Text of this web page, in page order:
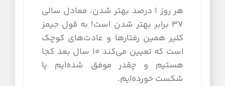
هر روز ۱ درصد بهتر شدن، معادل سالی
۳۷ برابر بهتر شدن است! به قول جیمز
کلیر همین رفتارها و عادت‌های کوچک
است که تعیین می‌کند ۱۰ سال بعد کجا
هستیم و چقدر موفق شده‌ایم یا
شکست خورده‌ایم.